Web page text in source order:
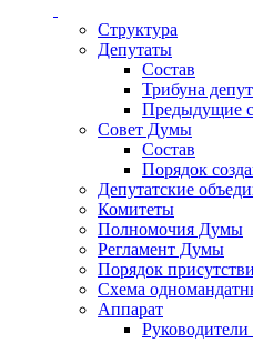
Структура
Депутаты
Состав
Трибуна
Предыдущие
Совет Думы
Состав
Порядок
Депутатские
Комитеты
Полномочия Думы
Регламент Думы
Порядок
Схема
Аппарат